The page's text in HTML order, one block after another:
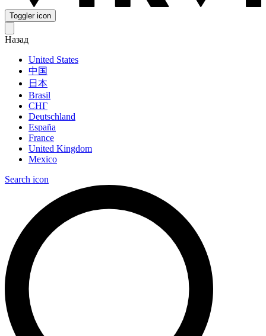
Toggler icon
Назад
United States
中国
日本
Brasil
СНГ
Deutschland
España
France
United Kingdom
Mexico
Search icon